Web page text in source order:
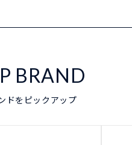
BRAND
ドをピックアップ